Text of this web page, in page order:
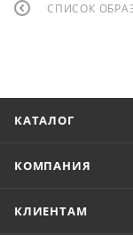
СПИСОК
КАТАЛОГ
КОМПАНИЯ
КЛИЕНТАМ